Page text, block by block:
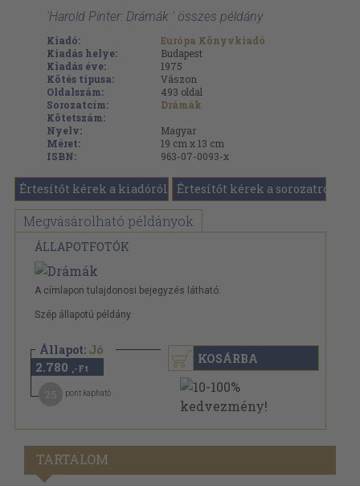
'Harold Pinter: Drámák ' összes példány
Kiadó:
Európa Könyvkiadó
Kiadás helye:
Budapest
Kiadás éve:
1975
Kötés típusa:
Vászon
Oldalszám:
493 oldal
Sorozatcím:
Drámák
Kötetszám:
Nyelv:
Magyar
Méret:
19 cm x 13 cm
ISBN:
963-07-0093-x
Értesítőt kérek a kiadóról Értesítőt kérek a sorozatról
Megvásárolható példányok
ÁLLAPOTFOTÓK
A címlapon tulajdonosi bejegyzés látható.
Szép állapotú példány.
Állapot: Jó
2.780 ,-Ft
pont kapható
KOSÁRBA
TARTALOM